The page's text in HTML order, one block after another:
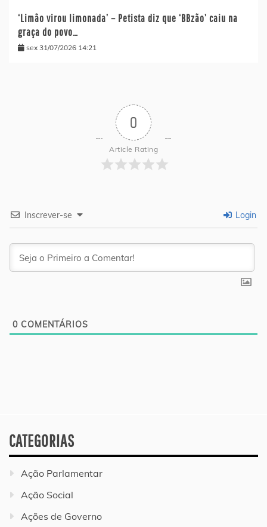
‘Limão virou limonada’ – Petista diz que ‘BBzão’ caiu na
graça do povo…
sex 31/07/2026 14:21
0
Article Rating
Inscrever-se Login
0 COMENTÁRIOS
CATEGORIAS
Ação Parlamentar
Ação Social
Ações de Governo